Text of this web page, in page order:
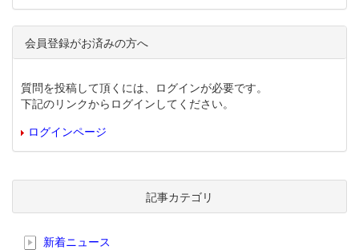
会員登録がお済みの方へ
質問を投稿して頂くには、ログインが必要です。
下記のリンクからログインしてください。
ログインページ
記事カテゴリ
新着ニュース